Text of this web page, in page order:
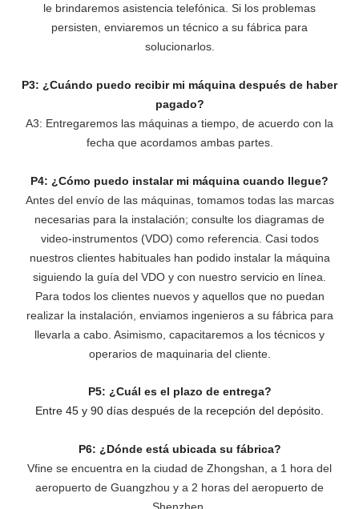
le brindaremos asistencia telefónica. Si los problemas
persisten, enviaremos un técnico a su fábrica para
solucionarlos.
P3: ¿Cuándo puedo recibir mi máquina después de haber
pagado?
A3: Entregaremos las máquinas a tiempo, de acuerdo con la
fecha que acordamos ambas partes.
P4: ¿Cómo puedo instalar mi máquina cuando llegue?
Antes del envío de las máquinas, tomamos todas las marcas
necesarias para la instalación; consulte los diagramas de
video-instrumentos (VDO) como referencia. Casi todos
nuestros clientes habituales han podido instalar la máquina
siguiendo la guía del VDO y con nuestro servicio en línea.
Para todos los clientes nuevos y aquellos que no puedan
realizar la instalación, enviamos ingenieros a su fábrica para
llevarla a cabo. Asimismo, capacitaremos a los técnicos y
operarios de maquinaria del cliente.
P5: ¿Cuál es el plazo de entrega?
Entre 45 y 90 días después de la recepción del depósito.
P6: ¿Dónde está ubicada su fábrica?
Vfine se encuentra en la ciudad de Zhongshan, a 1 hora del
aeropuerto de Guangzhou y a 2 horas del aeropuerto de